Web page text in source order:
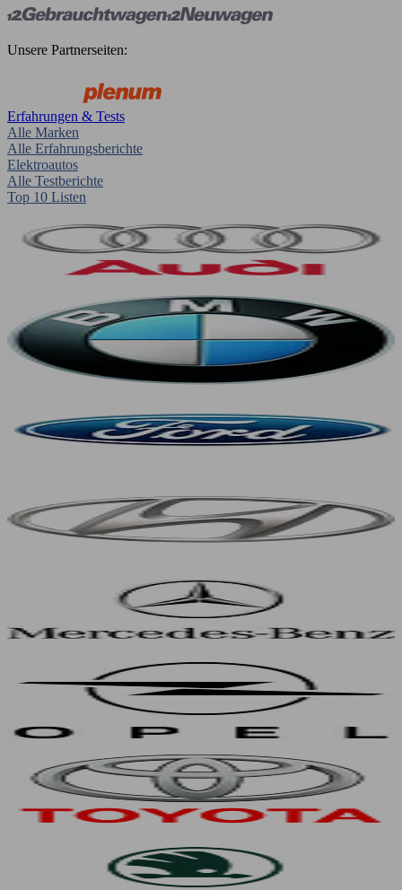
Unsere Partnerseiten:
Erfahrungen & Tests
Alle Marken
Alle Erfahrungsberichte
Elektroautos
Alle Testberichte
Top 10 Listen